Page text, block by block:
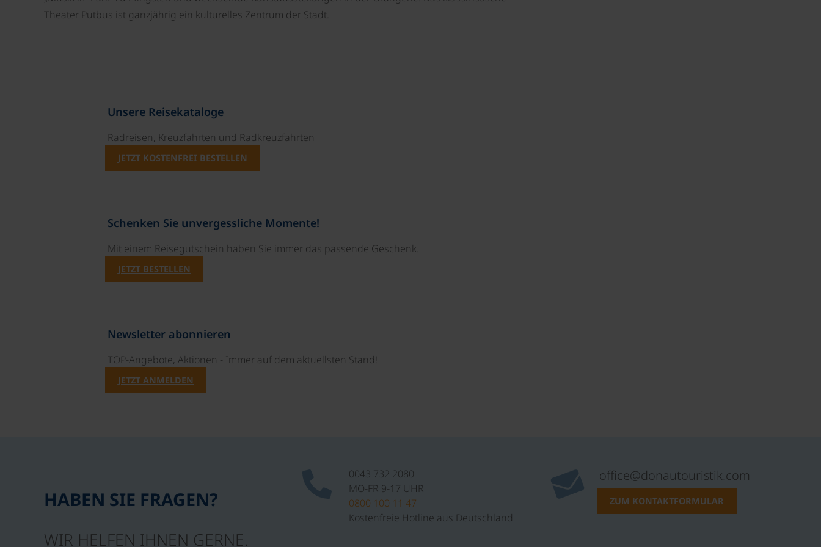
Theater Putbus ist ganzjährig ein kulturelles Zentrum der Stadt.
Unsere Reisekataloge
Radreisen, Kreuzfahrten und Radkreuzfahrten
JETZT KOSTENFREI BESTELLEN
Schenken Sie unvergessliche Momente!
Mit einem Reisegutschein haben Sie immer das passende Geschenk.
JETZT BESTELLEN
Newsletter abonnieren
TOP-Angebote, Aktionen - Immer auf dem aktuellsten Stand!
JETZT ANMELDEN
HABEN SIE FRAGEN?
WIR HELFEN IHNEN GERNE.
0043 732 2080
MO-FR 9-17 UHR
0800 100 11 47
Kostenfreie Hotline aus Deutschland
office@donautouristik.com
ZUM KONTAKTFORMULAR